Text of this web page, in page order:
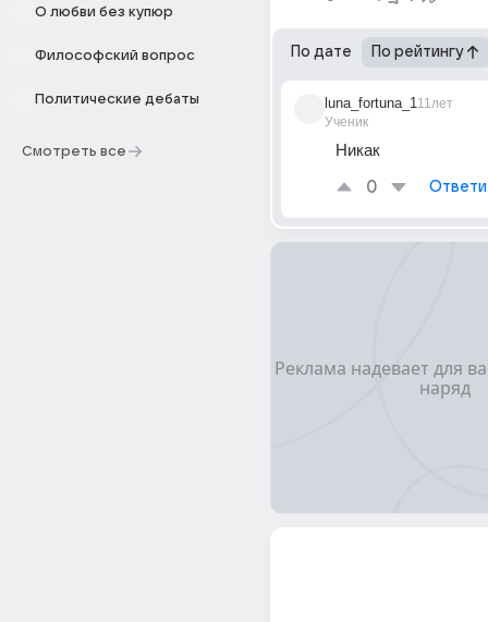
О любви без купюр
Философский вопрос
Политические дебаты
Смотреть все
По дате По рейтингу
luna_fortuna_1
Ученик
11лет
Никак
0